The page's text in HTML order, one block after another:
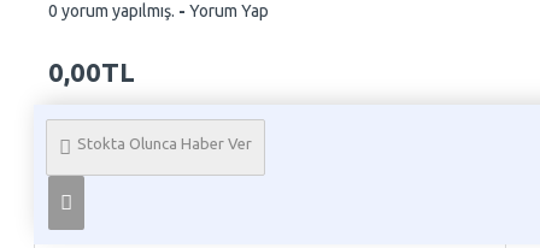
0 yorum yapılmış. - Yorum Yap
0,00TL
Stokta Olunca Haber Ver
Telefon İle Sipariş